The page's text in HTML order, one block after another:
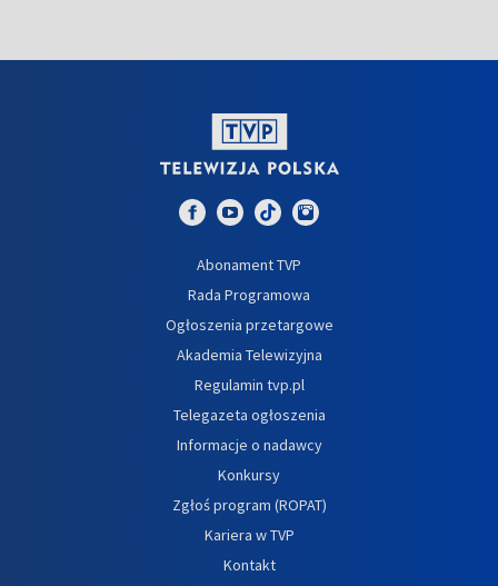
Abonament TVP
Rada Programowa
Ogłoszenia przetargowe
Akademia Telewizyjna
Regulamin tvp.pl
Telegazeta ogłoszenia
Informacje o nadawcy
Konkursy
Zgłoś program (ROPAT)
Kariera w TVP
Kontakt